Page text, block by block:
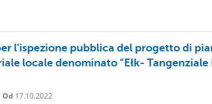
l'ispezione pubblica del progetto di
locale denominato "Ełk- Tangenziale
Od 17.10.2022